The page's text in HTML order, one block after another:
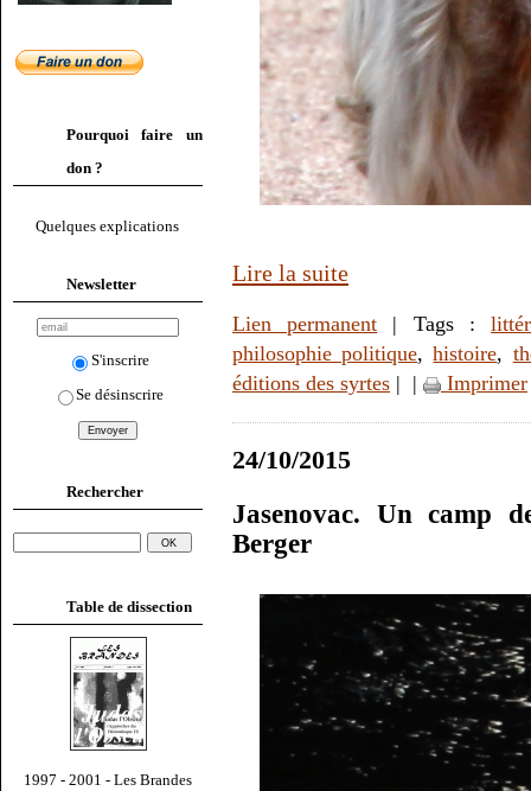
Pourquoi faire un
don ?
Quelques explications
Newsletter
S'inscrire
Se désinscrire
Rechercher
Table de dissection
1997 - 2001 - Les Brandes
Lire la suite
Lien permanent | Tags :
philosophie politique,histoire,
éditions des syrtes | | Imprimer
24/10/2015
Jasenovac. Un camp
Berger